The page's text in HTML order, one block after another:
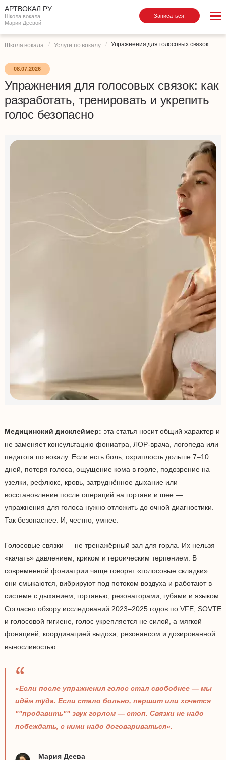
АРТВОКАЛ.РУ
Школа вокала
Марии Деевой
Записаться!
Школа вокала Услуги по вокалу Упражнения для голосовых связок
Упражнения для голосовых связок: как
разработать, тренировать и укрепить
голос безопасно
08.07.2026
Медицинский дисклеймер: эта статья носит общий характер и
не заменяет консультацию фониатра, ЛОР-врача, логопеда или
педагога по вокалу. Если есть боль, охриплость дольше 7–10
дней, потеря голоса, ощущение кома в горле, подозрение на
узелки, рефлюкс, кровь, затруднённое дыхание или
восстановление после операций на гортани и шее —
упражнения для голоса нужно отложить до очной диагностики.
Так безопаснее. И, честно, умнее.
Голосовые связки — не тренажёрный зал для горла. Их нельзя
«качать» давлением, криком и героическим терпением. В
современной фониатрии чаще говорят «голосовые складки»:
они смыкаются, вибрируют под потоком воздуха и работают в
системе с дыханием, гортанью, резонаторами, губами и языком.
Согласно обзору исследований 2023–2025 годов по VFE, SOVTE
и голосовой гигиене, голос укрепляется не силой, а мягкой
фонацией, координацией выдоха, резонансом и дозированной
выносливостью.
«Если после упражнения голос стал свободнее — мы
идём туда. Если стало больно, першит или хочется
""продавить"" звук горлом — стоп. Связки не надо
побеждать, с ними надо договариваться».
Мария Деева